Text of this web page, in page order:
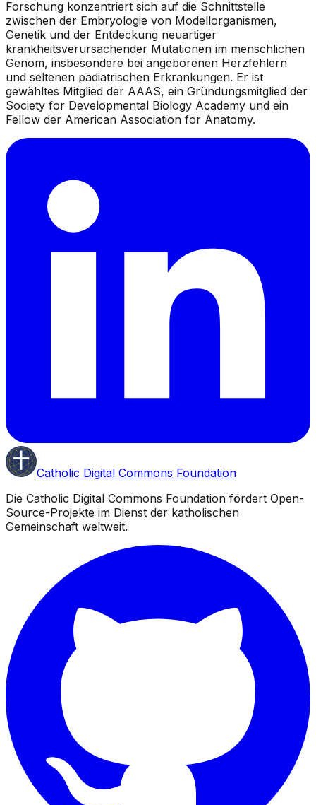
Forschung konzentriert sich auf die Schnittstelle
zwischen der Embryologie von Modellorganismen,
Genetik und der Entdeckung neuartiger
krankheitsverursachender Mutationen im menschlichen
Genom, insbesondere bei angeborenen Herzfehlern
und seltenen pädiatrischen Erkrankungen. Er ist
gewähltes Mitglied der AAAS, ein Gründungsmitglied der
Society for Developmental Biology Academy und ein
Fellow der American Association for Anatomy.
Catholic Digital Commons Foundation
Die Catholic Digital Commons Foundation fördert Open-
Source-Projekte im Dienst der katholischen
Gemeinschaft weltweit.